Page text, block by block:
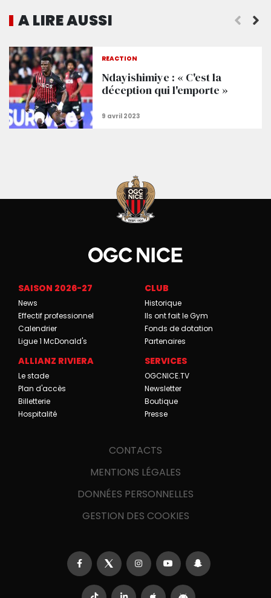
A LIRE AUSSI
RÉACTION
Ndayishimiye : « C'est la
déception qui l'emporte »
Dante : « Nous sommes déçus mais il faut rester
SAISON 2026-27
News
Effectif professionnel
Calendrier
Ligue 1 McDonald's
CLUB
Historique
Ils ont fait le Gym
Fonds de dotation
Partenaires
ALLIANZ RIVIERA
Le stade
Plan d'accès
Billetterie
Hospitalité
SERVICES
OGCNICE.TV
Newsletter
Boutique
Presse
CONTACTS
MENTIONS LÉGALES
DONNÉES PERSONNELLES
GESTION DES COOKIES